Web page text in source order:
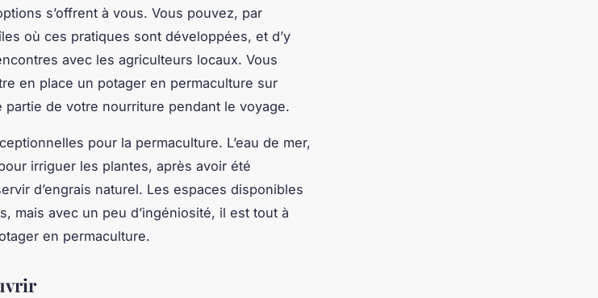
s’offrent à vous. Vous pouvez, par
où ces pratiques sont développées, et d’y
avec les agriculteurs locaux. Vous
en place un potager en permaculture sur
de votre nourriture pendant le voyage.
pour la permaculture. L’eau de mer,
irriguer les plantes, après avoir été
d’engrais naturel. Les espaces disponibles
mais avec un peu d’ingéniosité, il est tout à
en permaculture.